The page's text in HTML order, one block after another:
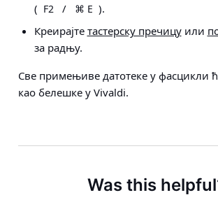
( F2 / ⌘ E ).
Креирајте тастерску пречицуили
за радњу.
Све примењиве датотеке у фасцикли
као белешке у Vivaldi.
Was this